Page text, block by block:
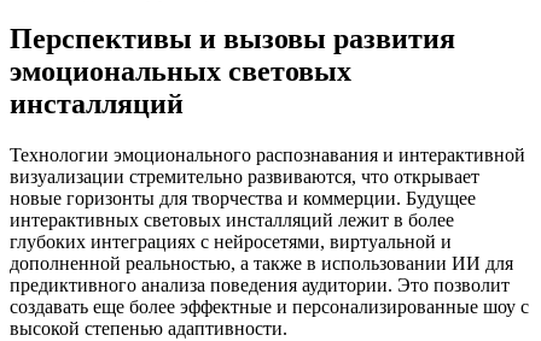
Перспективы и вызовы развития
эмоциональных световых
инсталляций
Технологии эмоционального распознавания и интерактивной
визуализации стремительно развиваются, что открывает
новые горизонты для творчества и коммерции. Будущее
интерактивных световых инсталляций лежит в более
глубоких интеграциях с нейросетями, виртуальной и
дополненной реальностью, а также в использовании ИИ для
предиктивного анализа поведения аудитории. Это позволит
создавать еще более эффектные и персонализированные шоу с
высокой степенью адаптивности.